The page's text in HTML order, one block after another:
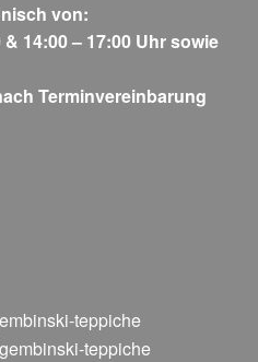
von:
14:00 – 17:00 Uhr sowie
Terminvereinbarung
teppiche
teppiche